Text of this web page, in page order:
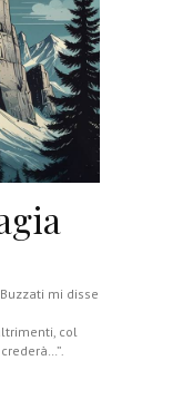
mi disse
col